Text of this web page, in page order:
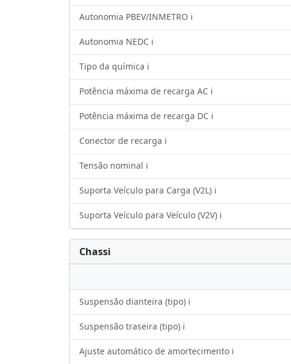
Autonomia PBEV/INMETRO ℹ️
Autonomia NEDC ℹ️
Tipo da química ℹ️
Potência máxima de recarga AC ℹ️
Potência máxima de recarga DC ℹ️
Conector de recarga ℹ️
Tensão nominal ℹ️
Suporta Veículo para Carga (V2L) ℹ️
Suporta Veículo para Veículo (V2V) ℹ️
Chassi
Suspensão dianteira (tipo) ℹ️
Suspensão traseira (tipo) ℹ️
Ajuste automático de amortecimento ℹ️